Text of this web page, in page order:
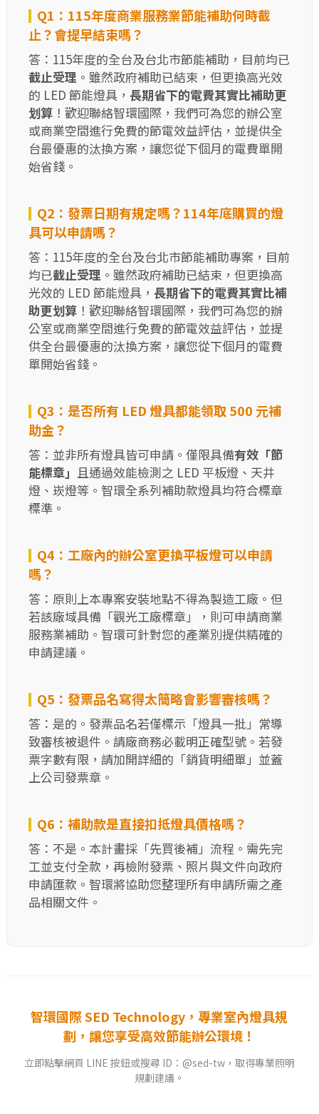
Q1：115年度商業服務業節能補助何時截
止？會提早結束嗎？
答：115年度的全台及台北市節能補助，目前均已
截止受理 。雖然政府補助已結束，但更換高光效
的 LED 節能燈具， 長期省下的電費其實比補助更
划算！歡迎聯絡智環國際，我們可為您的辦公室
或商業空間進行免費的節電效益評估，並提供全
台最優惠的汰換方案，讓您從下個月的電費單開
始省錢。
Q2：發票日期有規定嗎？114年底購買的燈
具可以申請嗎？
答：115年度的全台及台北市節能補助專案，目前
均已截止受理 。雖然政府補助已結束，但更換高
光效的 LED 節能燈具， 長期省下的電費其實比補
助更划算！歡迎聯絡智環國際，我們可為您的辦
公室或商業空間進行免費的節電效益評估，並提
供全台最優惠的汰換方案，讓您從下個月的電費
單開始省錢。
Q3：是否所有 LED 燈具都能領取 500 元補
助金？
答：並非所有燈具皆可申請。僅限具備有效「節
能標章」 且通過效能檢測之 LED 平板燈、天井
燈、崁燈等。智環全系列補助款燈具均符合標章
標準。
Q4：工廠內的辦公室更換平板燈可以申請
嗎？
答：原則上本專案安裝地點不得為製造工廠。但
若該廠域具備「觀光工廠標章」，則可申請商業
服務業補助。智環可針對您的產業別提供精確的
申請建議。
Q5：發票品名寫得太簡略會影響審核嗎？
答：是的。發票品名若僅標示「燈具一批」常導
致審核被退件。請廠商務必載明正確型號。若發
票字數有限，請加開詳細的「銷貨明細單」並蓋
上公司發票章。
Q6：補助款是直接扣抵燈具價格嗎？
答：不是。本計畫採「先買後補」流程。需先完
工並支付全款，再檢附發票、照片與文件向政府
申請匯款。智環將協助您整理所有申請所需之產
品相關文件。
智環國際 SED Technology，專業室內燈具規
劃，讓您享受高效節能辦公環境！
立即點擊網頁 LINE 按鈕或搜尋 ID：@sed-tw，取得專業照明
規劃建議。